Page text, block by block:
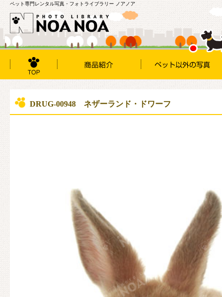
ペット専門レンタル写真・フォトライブラリー ノアノア
DRUG-00948 ネザーランド・ドワーフ